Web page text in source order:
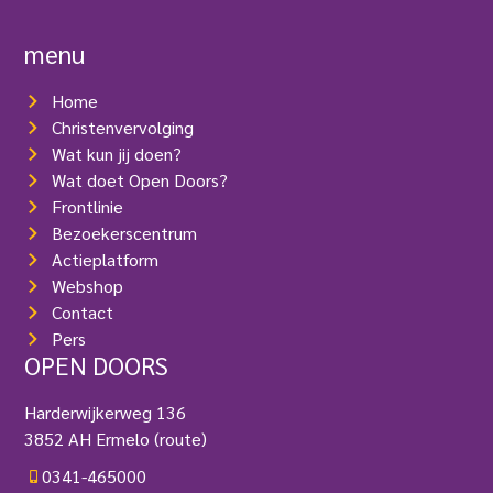
)e
s
t
menu
Home
Christenvervolging
Wat kun jij doen?
Wat doet Open Doors?
Frontlinie
Bezoekerscentrum
Actieplatform
Webshop
Contact
Pers
OPEN DOORS
Harderwijkerweg 136
3852 AH Ermelo(route)
0341-465000